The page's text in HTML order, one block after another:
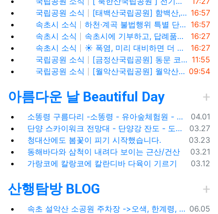
등록일
16:57
국립공원 소식
[태백산국립공원] 함백산, 운무가 가득한 싱그러운 풍경 속을 걷다
등록일
16:57
속초시 소식
하천·계곡 불법행위 특별 단속기간 운영
등록일
16:27
속초시 소식
속초시에 기부하고, 답례품도 1+1으로 받아가세요!
등록일
16:27
속초시 소식
☀️ 폭염, 미리 대비하면 더 안전합니다!
등록일
11:55
국립공원 소식
[금정산국립공원] 동문 코스 고당봉까지 범어사 하산
등록일
09:54
국립공원 소식 [월악산국립공원] 월악산 솔나리, 말나리, 백리향 등 암릉에 피는 7월 여름 야생화
아름다운 날 Beautiful Day
등록일
04.01
소똥령 구름다리 -소똥령 - 유아숲체험원 - 장신유원지 / 캠핑장
등록일
03.27
단양 스카이워크 전망대 - 단양강 잔도 - 도담삼봉 / 석문 - 영월 청령포 입장료 주차료
등록일
03.23
청대산에도 봄꽃이 피기 시작했습니다.
등록일
03.21
동해바다와 삼척이 내려다 보이는 근산/건산
등록일
03.12
가랑코에 칼랑코에 칼란디바 다육이 기르기
산행탐방 BLOG
등록일
06.05
속초 설악산 소공원 주차장 ->오색, 한계령, 남교리, 백담사 용대리 택시 예약 방법